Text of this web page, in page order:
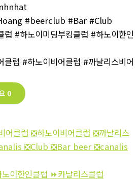
#beerclub #Bar #Club
럽 #하노이미딩부킹클럽 #하노이한인
클럽 #하노이비어클럽 #까날리스비어
0
어클럽 ❎하노이비어클럽 ❎까날리스
❎Club ❎Bar beer ❎canalis
이한인클럽 ⏩‍‍카날리스클럽